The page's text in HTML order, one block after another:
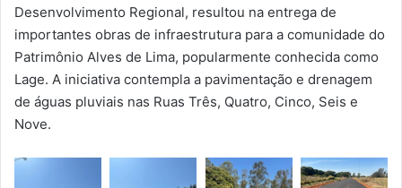
Desenvolvimento Regional, resultou na entrega de
importantes obras de infraestrutura para a comunidade do
Patrimônio Alves de Lima, popularmente conhecida como
Lage. A iniciativa contempla a pavimentação e drenagem
de águas pluviais nas Ruas Três, Quatro, Cinco, Seis e
Nove.